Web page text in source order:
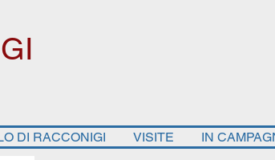
DI RACCONIGI VISITE IN